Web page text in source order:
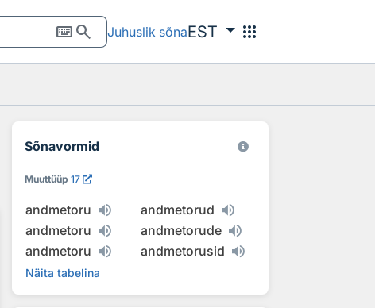
keyboardsearch Juhuslik sõnaEST apps
Sõnavormid
Muuttüüp 17
andmetoru
andmetorud
andmetoru
andmetorude
andmetoru
andmetorusid
Näita tabelina